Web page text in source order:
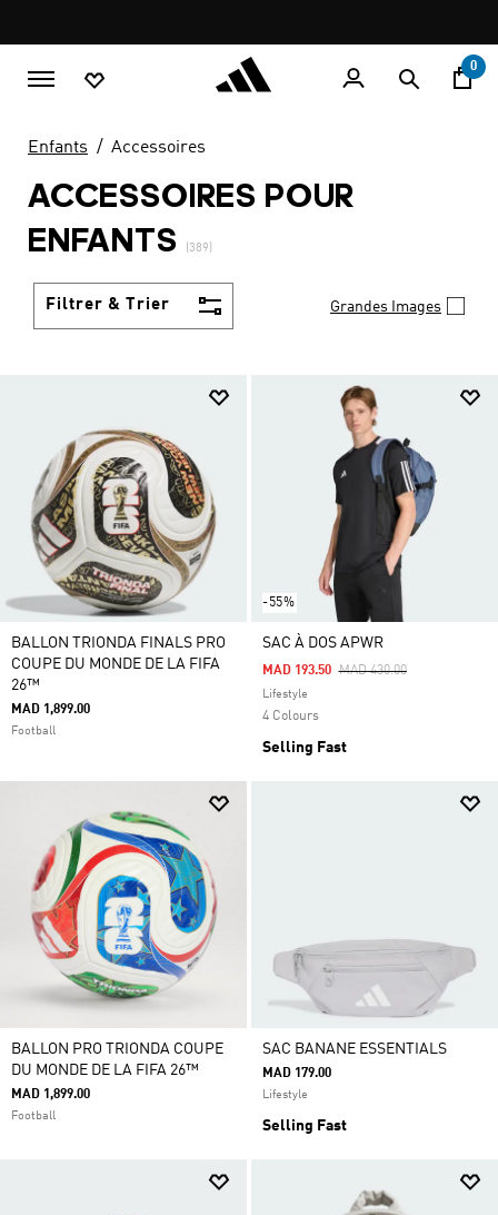
promotion
rotation
0
Enfants Accessoires
ACCESSOIRES POUR
ENFANTS
(389)
Filtrer & Trier Grandes Images
BALLON TRIONDA FINALS PRO
COUPE DU MONDE DE LA FIFA
26™
MAD 1,899.00
Football
-55%
SAC À DOS APWR
Price Reduced From
MAD 430.00To
MAD 193.50
Lifestyle
4 Colours
Selling Fast
BALLON PRO TRIONDA COUPE
DU MONDE DE LA FIFA 26™
MAD 1,899.00
Football
SAC BANANE ESSENTIALS
MAD 179.00
Lifestyle
Selling Fast